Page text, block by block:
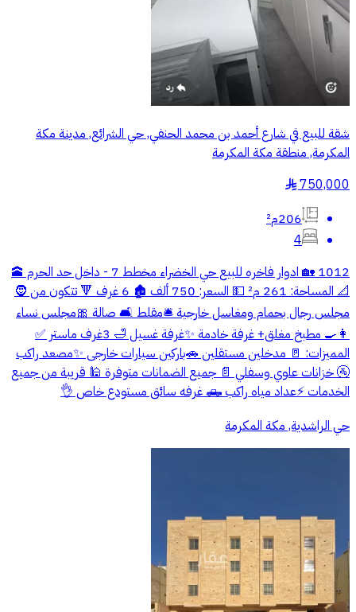
شقة للبيع في شارع أحمد بن محمد الحنفي, حي الشرائع, مدينة مكة
المكرمة, منطقة مكة المكرمة
750,000
§
206م²
4
1012 🏡 ادوار فاخره للبيع حي الخضراء مخطط 7 - داخل حد الحرم 🕋
📐 المساحة: 261 م² 💵 السعر: 750 ألف 🏚️ 6 غرف 🔻 تتكون من 🧔
مجلس رجال بحمام ومغاسل خارجية 🛎️مقلط 🛋️ صالة 🎀مجلس نساء
👩‍🍳 مطبخ مغلق+ غرفة خادمة ✨غرفة غسيل 🛁 3غرف ماستر ✅
المميزات: 🚪 مدخلين مستقلين 🚗باركين سيارات خارجى ✨مصعد راكب
🚰 خزانات علوي وسفلي 📄 جميع الضمانات متوفرة 🕌 قريبة من جميع
الخدمات ⚡عداد مياه راكب 🛻 غرفه سائق مستودع خاص 👌
حي الراشدية, مكة المكرمة